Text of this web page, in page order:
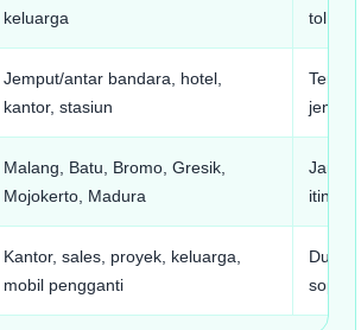
keluarga
tol,
Jemput/antar bandara, hotel,
kantor, stasiun
jenis
Malang, Batu, Bromo, Gresik,
Mojokerto, Madura
Jarak,
Kantor, sales, proyek, keluarga,
mobil pengganti
sopir/